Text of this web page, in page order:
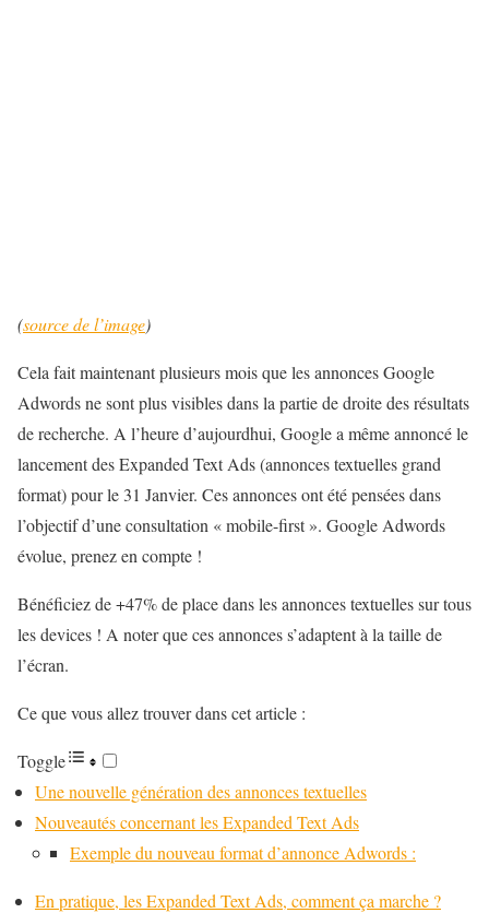
(source de l’image)
Cela fait maintenant plusieurs mois que les annonces Google
Adwords ne sont plus visibles dans la partie de droite des résultats
de recherche. A l’heure d’aujourdhui, Google a même annoncé le
lancement des Expanded Text Ads (annonces textuelles grand
format) pour le 31 Janvier. Ces annonces ont été pensées dans
l’objectif d’une consultation « mobile-first ». Google Adwords
évolue, prenez en compte !
Bénéficiez de +47% de place dans les annonces textuelles sur tous
les devices ! A noter que ces annonces s’adaptent à la taille de
l’écran.
Ce que vous allez trouver dans cet article :
Toggle
Une nouvelle génération des annonces textuelles
Nouveautés concernant les Expanded Text Ads
Exemple du nouveau format d’annonce Adwords :
En pratique, les Expanded Text Ads, comment ça marche ?